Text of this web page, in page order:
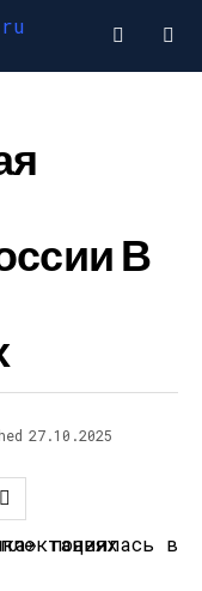
В
27.10.2025